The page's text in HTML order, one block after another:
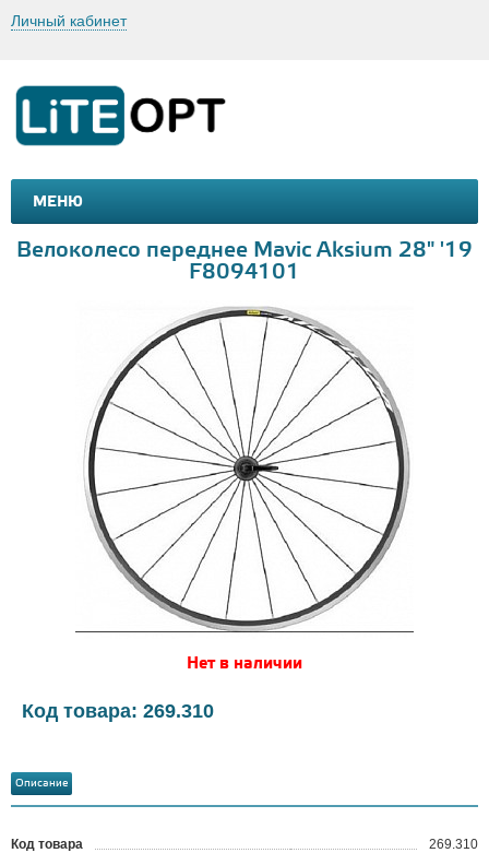
Личный кабинет
МЕНЮ
МАШИНКИ И МОТОЦИКЛЫ
Велоколесо переднее Mavic Aksium 28" '19
F8094101
Нет в наличии
Код товара: 269.310
Описание
Код товара 269.310